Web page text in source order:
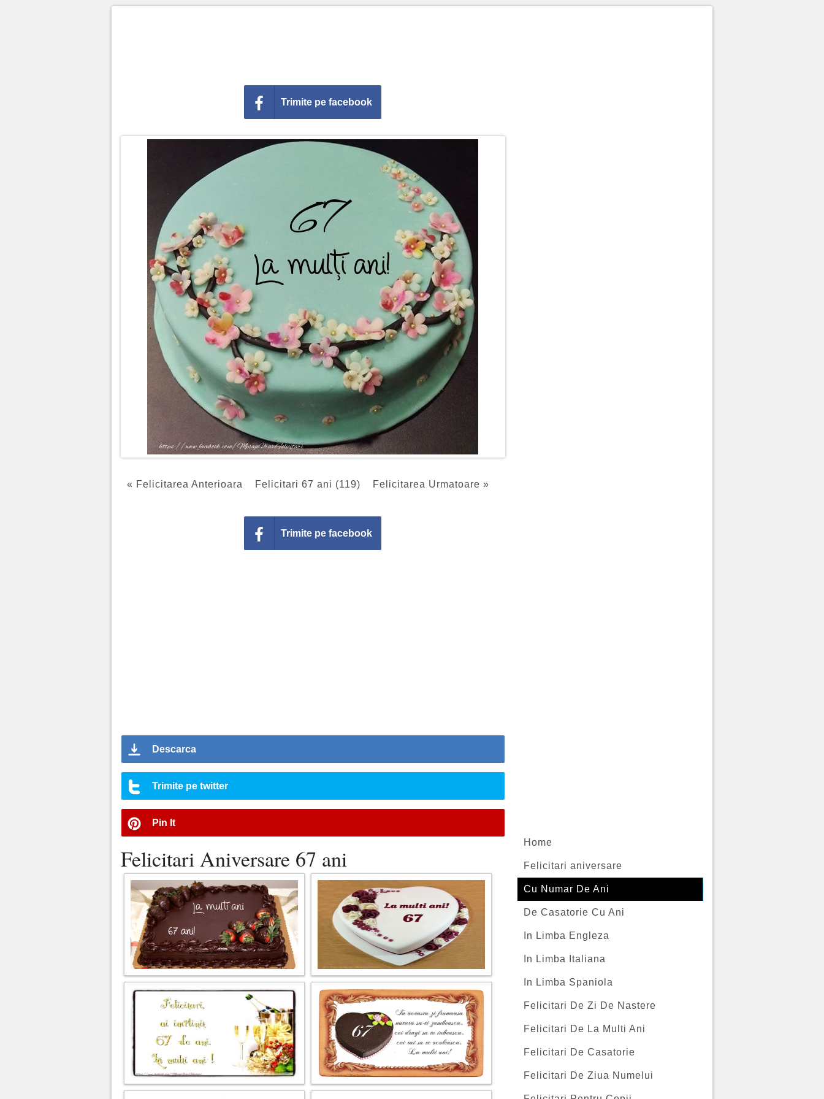
Trimite pe facebook
« Felicitarea Anterioara Felicitari 67 ani (119) Felicitarea Urmatoare »
Trimite pe facebook
Descarca
Trimite pe twitter
Pin It
Felicitari Aniversare 67 ani
Home
Felicitari aniversare
Cu Numar De Ani
De Casatorie Cu Ani
In Limba Engleza
In Limba Italiana
In Limba Spaniola
Felicitari De Zi De Nastere
Felicitari De La Multi Ani
Felicitari De Casatorie
Felicitari De Ziua Numelui